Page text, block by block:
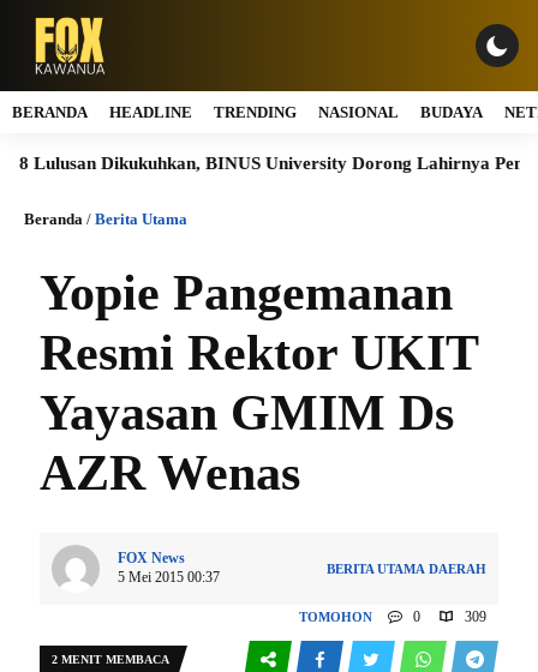
BERANDA HEADLINE TRENDING NASIONAL BUDAYA
Dikukuhkan, BINUS University Dorong Lahirnya Pemimpin
Beranda / Berita Utama
Yopie Pangemanan
Resmi Rektor UKIT
Yayasan GMIM Ds
AZR Wenas
FOX News
5 Mei 2015 00:37
BERITA UTAMA DAERAH
TOMOHON 0 309
2 MENIT MEMBACA